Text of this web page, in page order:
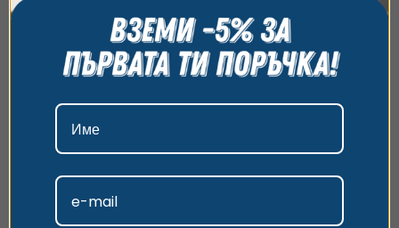
всички бисквитки, да откажете всички или да
изберете предпочитания. За повече информация
относно начина, по който обработваме вашите
данни, моля, посетете нашата страница за
поверителност.